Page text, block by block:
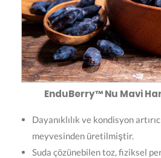
EnduBerry™ Nu Mavi
Dayanıklılık ve kondisyon
meyvesinden üretilmiştir.
Suda çözünebilen toz, fiziksel